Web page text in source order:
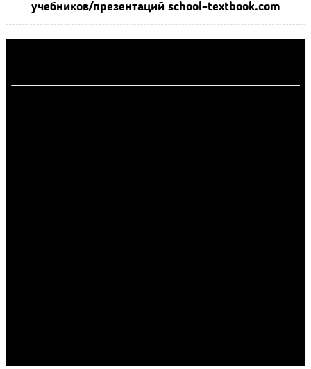
учебников/презентаций school-textbook.com